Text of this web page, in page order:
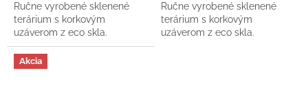
Ručne vyrobené sklenené
terárium s korkovým
uzáverom z eco skla.
Ručne vyrobené sklenené
terárium s korkovým
uzáverom z eco skla.
Akcia